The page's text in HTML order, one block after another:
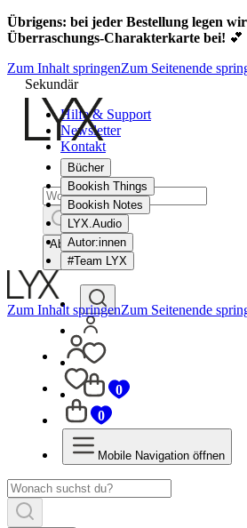
Übrigens: bei jeder Bestellung legen
Überraschungs-Charakterkarte bei! 💕
Zum Inhalt springenZum Seitenende
Sekundär
Hilfe & Support
Newsletter
Kontakt
Bücher
Bookish Things
Bookish Notes
LYX.Audio
Autor:innen
#Team LYX
0
Abbrechen
Zum Inhalt springenZum Seitenende
0
Mobile Navigation öffnen